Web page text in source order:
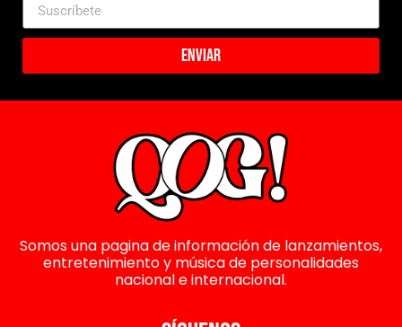
Enviar
Somos una pagina de información de lanzamientos,
entretenimiento y música de personalidades
nacional e internacional.